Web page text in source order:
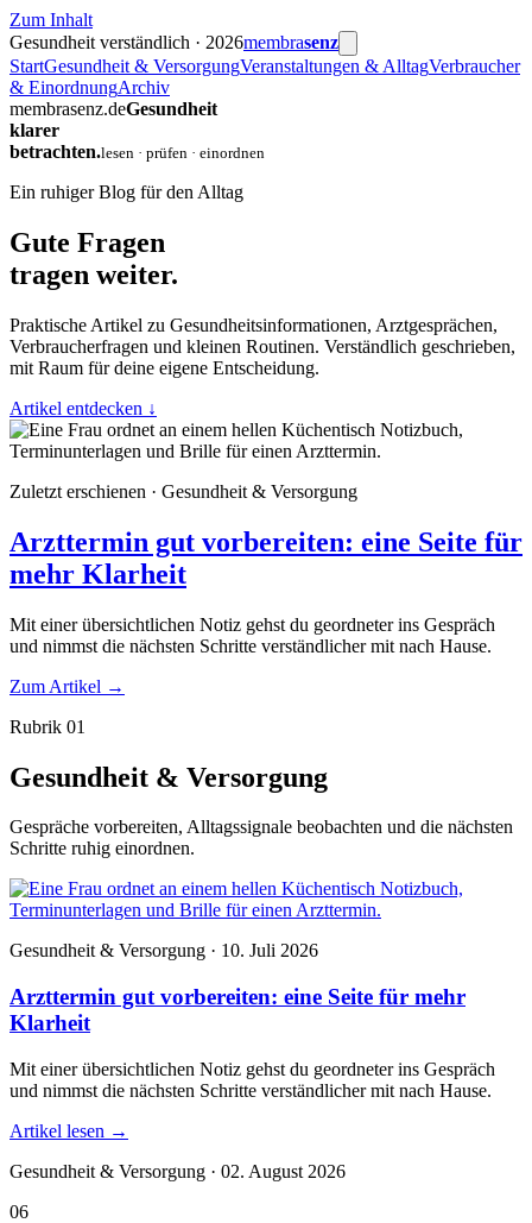
Zum Inhalt
Gesundheit verständlich · 2026membrasenz
StartGesundheit & VersorgungVeranstaltungen & AlltagVerbraucher
& EinordnungArchiv
membrasenz.deGesundheit
klarer
betrachten.lesen · prüfen · einordnen
Ein ruhiger Blog für den Alltag
Gute Fragen
tragen weiter.
Praktische Artikel zu Gesundheitsinformationen, Arztgesprächen,
Verbraucherfragen und kleinen Routinen. Verständlich geschrieben,
mit Raum für deine eigene Entscheidung.
Artikel entdecken ↓
Zuletzt erschienen · Gesundheit & Versorgung
Arzttermin gut vorbereiten: eine Seite für
mehr Klarheit
Mit einer übersichtlichen Notiz gehst du geordneter ins Gespräch
und nimmst die nächsten Schritte verständlicher mit nach Hause.
Zum Artikel →
Rubrik 01
Gesundheit & Versorgung
Gespräche vorbereiten, Alltagssignale beobachten und die nächsten
Schritte ruhig einordnen.
Gesundheit & Versorgung · 10. Juli 2026
Arzttermin gut vorbereiten: eine Seite für mehr
Klarheit
Mit einer übersichtlichen Notiz gehst du geordneter ins Gespräch
und nimmst die nächsten Schritte verständlicher mit nach Hause.
Artikel lesen →
Gesundheit & Versorgung · 02. August 2026
06